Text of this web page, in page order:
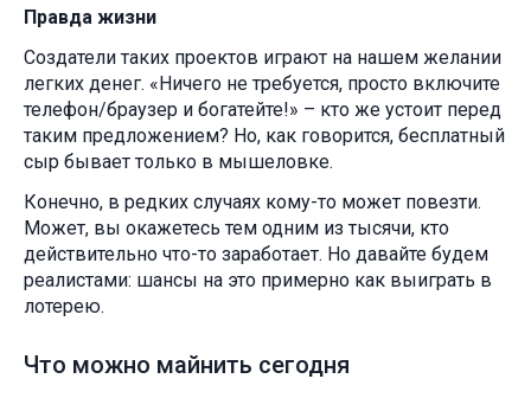
Правда жизни
Создатели таких проектов играют на нашем желании
легких денег. «Ничего не требуется, просто включите
телефон/браузер и богатейте!» – кто же устоит перед
таким предложением? Но, как говорится, бесплатный
сыр бывает только в мышеловке.
Конечно, в редких случаях кому-то может повезти.
Может, вы окажетесь тем одним из тысячи, кто
действительно что-то заработает. Но давайте будем
реалистами: шансы на это примерно как выиграть в
лотерею.
Что можно майнить сегодня